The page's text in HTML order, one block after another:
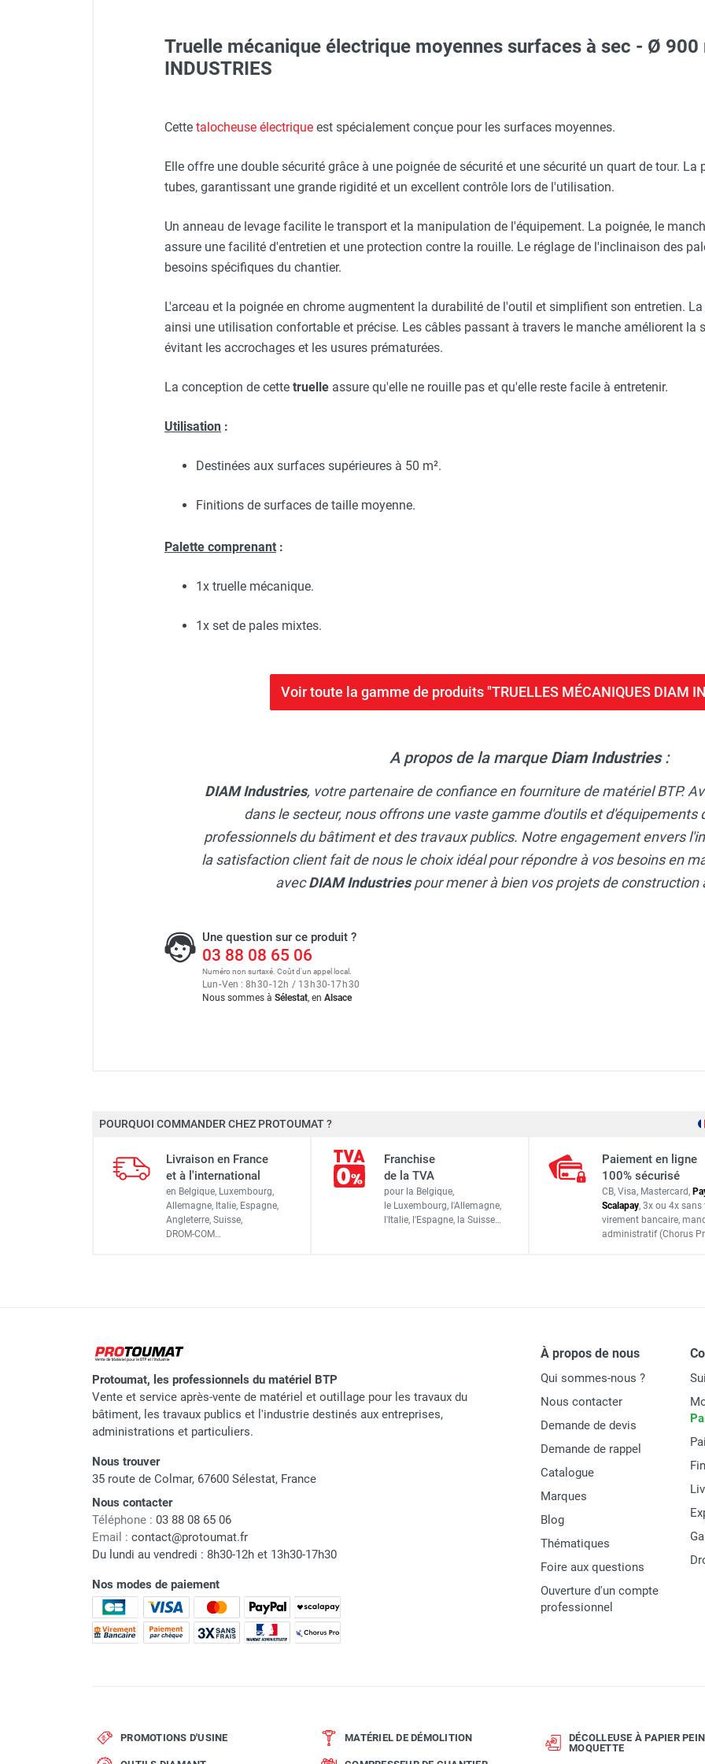
Rallonge monophasée 5 mètres - L + N + T - 16 A - 1,5 mm² - DIAM INDUSTRIES
Plateau de talochage - Ø 900 mm - DIAM INDUSTRIES
Set pales mixtes - Lot de 4 pièces - Ø 900 mm - DIAM INDUSTRIES
Set pales d'ébauche - Lot de 4 pièces - Ø 900 mm - DIAM INDUSTRIES
Set pales de finition - Lot de 4 pièces - Ø 900 mm - DIAM INDUSTRIES
Visière V 10 - HUSQVARNA
Veste de chantier PE10J - Taille XXL - HUSQVARNA
Veste de chantier PE10J - Taille M - HUSQVARNA
Veste de chantier PE10J - Taille S - HUSQVARNA
Truelle mécanique électrique moyennes surfaces à sec - Ø 900
INDUSTRIES
Cette talocheuse électrique est spécialement conçue pour les surfaces moyennes.
Elle offre une double sécurité grâce à une poignée de sécurité et une sécurité un quart de tour. La
tubes, garantissant une grande rigidité et un excellent contrôle lors de l'utilisation.
Un anneau de levage facilite le transport et la manipulation de l'équipement. La poignée, le
assure une facilité d'entretien et une protection contre la rouille. Le réglage de l'inclinaison des
besoins spécifiques du chantier.
L'arceau et la poignée en chrome augmentent la durabilité de l'outil et simplifient son entretien. La
ainsi une utilisation confortable et précise. Les câbles passant à travers le manche améliorent la
évitant les accrochages et les usures prématurées.
La conception de cette truelle assure qu'elle ne rouille pas et qu'elle reste facile à entretenir.
Utilisation :
Destinées aux surfaces supérieures à 50 m².
Finitions de surfaces de taille moyenne.
Palette comprenant :
1x truelle mécanique.
1x set de pales mixtes.
Voir toute la gamme de produits "TRUELLES MÉCANIQUES DIAM
A propos de la marque Diam Industries:
DIAM Industries, votre partenaire de confiance en fourniture de matériel BTP.
dans le secteur, nous offrons une vaste gamme d'outils et d'équipements
professionnels du bâtiment et des travaux publics. Notre engagement envers
la satisfaction client fait de nous le choix idéal pour répondre à vos besoins en
avecDIAM Industriespour mener à bien vos projets de construction
Une question sur ce produit ?
03 88 08 65 06
Numéro non surtaxé. Coût d'un appel local.
Lun-Ven : 8h30-12h / 13h30-17h30
Nous sommes à Sélestat, en Alsace
Moteur
Tension 230 V
Puissance 2 200 W
Diamètre de rotation des pales Ø 900 mm
Marque Diam Industries
Nom du modèle
Code EAN
Truelle mécanique thermique petites surfaces à sec 160 cm³ - DIAM INDUSTRIES
Truelle mécanique thermique moyennes surfaces à sec 160 cm³ - DIAM INDUSTRIES
POURQUOI COMMANDER CHEZ PROTOUMAT ?
Livraison en France
et à l'international
en Belgique, Luxembourg,
Allemagne, Italie, Espagne,
Angleterre, Suisse,
DROM-COM…
Franchise
de la TVA
pour la Belgique,
le Luxembourg, l'Allemagne,
l'Italie, l'Espagne, la Suisse…
Paiement en ligne
100% sécurisé
CB, Visa, Mastercard,
Scalapay, 3x ou 4x sans
virement bancaire,
administratif (Chorus
Protoumat, les professionnels du matériel BTP
Vente et service après-vente de matériel et outillage pour les travaux du
bâtiment, les travaux publics et l'industrie destinés aux entreprises,
administrations et particuliers.
Nous trouver
35 route de Colmar, 67600 Sélestat, France
Nous contacter
Téléphone : 03 88 08 65 06
Email : contact@protoumat.fr
Du lundi au vendredi : 8h30-12h et 13h30-17h30
Nos modes de paiement
À propos de nous
Qui sommes-nous ?
Nous contacter
Demande de devis
Demande de rappel
Catalogue
Marques
Blog
Thématiques
Foire aux questions
Ouverture d'un compte
professionnel
PROMOTIONS D'USINE MATÉRIEL DE DÉMOLITION
DÉCOLLEUSE À PAPIER
MOQUETTE